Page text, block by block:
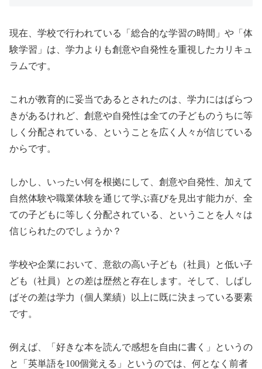
現在、学校で行われている「総合的な学習の時間」や「体
験学習」は、学力よりも創意や自発性を重視したカリキュ
ラムです。
これが教育的に妥当であるとされたのは、学力にはばらつ
きがあるけれど、創意や自発性は全ての子どものうちに等
しく分配されている、ということを広く人々が信じている
からです。
しかし、いったい何を根拠にして、創意や自発性、加えて
自然体験や職業体験を通じて学ぶ喜びを見出す能力が、全
ての子どもに等しく分配されている、ということを人々は
信じられたのでしょうか？
学校や企業において、意欲の高い子ども（社員）と低い子
ども（社員）との差は歴然と存在します。そして、しばし
ばその差は学力（個人業績）以上に既に決まっている要素
です。
例えば、「好きな本を読んで感想を自由に書く」というの
と「英単語を100個覚える」というのでは、何となく前者